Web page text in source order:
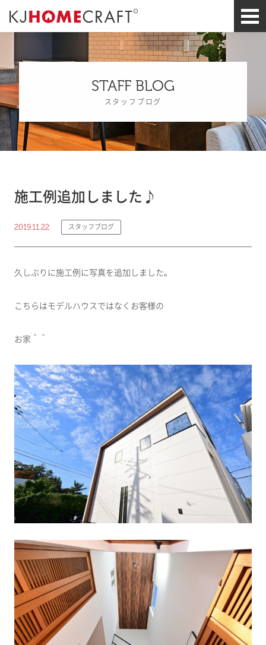
STAFF BLOG
スタッフブログ
施工例追加しました♪
2019.11.22 スタッフブログ
久しぶりに施工例に写真を追加しました。
こちらはモデルハウスではなくお客様の
お家＾＾